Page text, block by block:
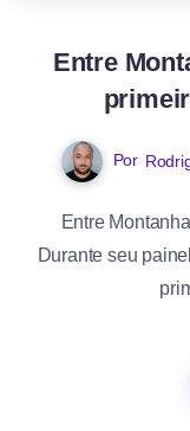
Entre
Por
Entre
Durante seu